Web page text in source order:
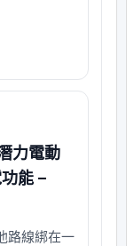
力電動
能 –
路線綁在一